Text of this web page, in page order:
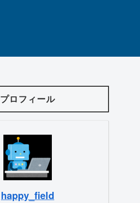
プロフィール
happy_field